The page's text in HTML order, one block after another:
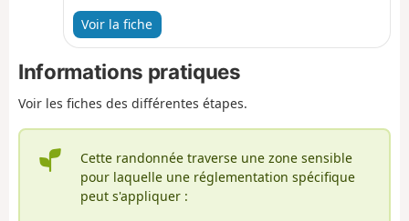
Voir la fiche
Informations pratiques
Voir les fiches des différentes étapes.
Cette randonnée traverse une zone sensible
pour laquelle une réglementation spécifique
peut s'appliquer :